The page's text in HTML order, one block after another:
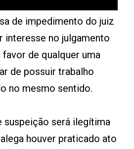
de impedimento do juiz
interesse no julgamento
de qualquer uma
de possuir trabalho
no mesmo sentido.
suspeição será ilegítima
houver praticado ato